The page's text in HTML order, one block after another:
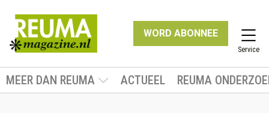
WORD ABONNEE
Service
MEER DAN REUMA ACTUEEL REUMA